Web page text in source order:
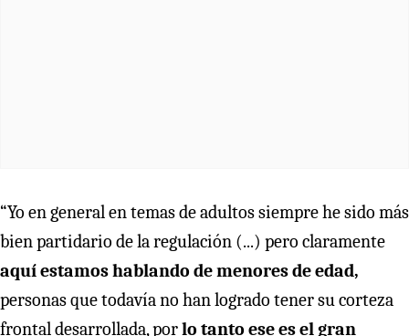
“Yo en general en temas de adultos siempre he sido más
bien partidario de la regulación (...) pero claramente
aquí estamos hablando de menores de edad,
personas que todavía no han logrado tener su corteza
frontal desarrollada, porlo tanto ese es el gran